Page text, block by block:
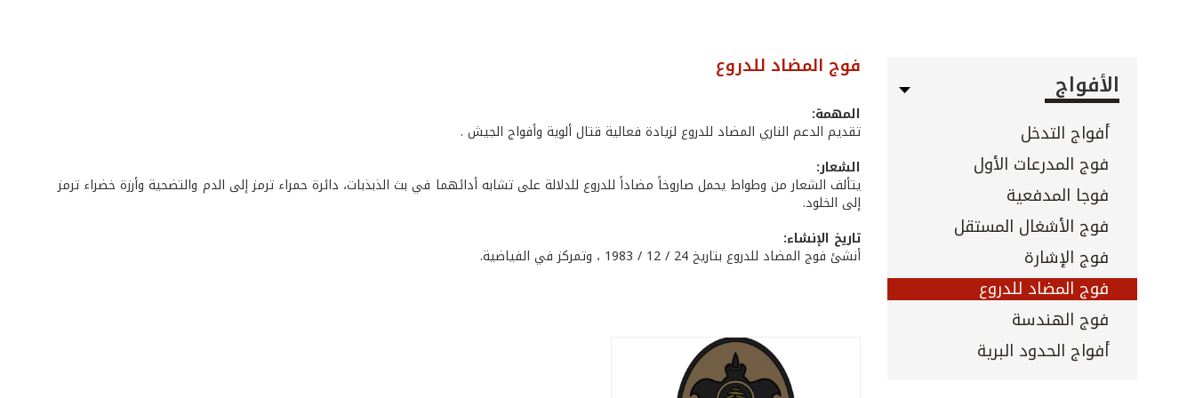
الأفواج
أفواج التدخل
فوج المدرعات الأول
فوجا المدفعية
فوج الأشغال المستقل
فوج الإشارة
فوج المضاد للدروع
فوج الهندسة
أفواج الحدود البرية
فوج المضاد للدروع
المهمة:
تقديم الدعم الناري المضاد للدروع لزيادة فعالية قتال ألوية وأفواج الجيش .
الشعار:
يتألف الشعار من وطواط يحمل صاروخاً مضاداً للدروع للدلالة على تشابه أدائهما في بث الذبذبات، دائرة حمراء ترمز إلى الدم والتضحية وأرزة خضراء ترمز
إلى الخلود.
تاريخ الإنشاء:
أنشئ فوج المضاد للدروع بتاريخ 24 / 12 / 1983 ، وتمركز في الفياضية.